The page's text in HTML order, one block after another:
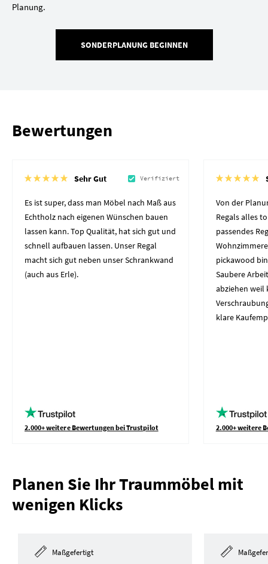
Planung.
SONDERPLANUNG BEGINNEN
Bewertungen
Sehr Gut Verifiziert
Es ist super, dass man Möbel nach Maß aus
Echtholz nach eigenen Wünschen bauen
lassen kann. Top Qualität, hat sich gut und
schnell aufbauen lassen. Unser Regal
macht sich gut neben unser Schrankwand
(auch aus Erle).
2.000+ weitere Bewertungen bei Trustpilot
Von der
Regals alles
passendes
pickawood
Saubere
abziehen weil
klare
2.000+ weitere
Planen Sie Ihr Traummöbel mit
wenigen Klicks
Maßgefertigt